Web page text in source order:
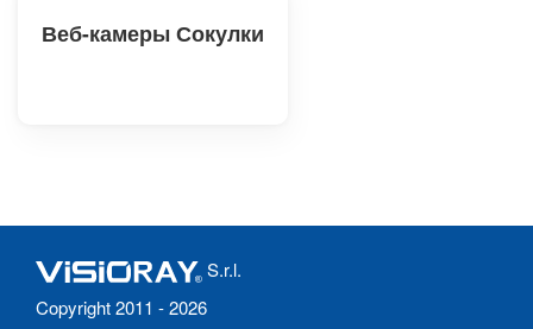
Веб-камеры Сокулки
S.r.l.
Copyright 2011 - 2026